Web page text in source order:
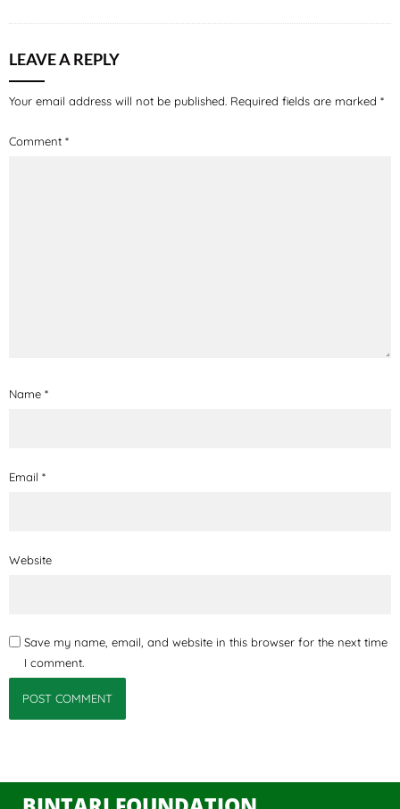
LEAVE A REPLY
Your email address will not be published. Required fields are marked *
Comment *
Name *
Email *
Website
Save my name, email, and website in this browser for the next time
I comment.